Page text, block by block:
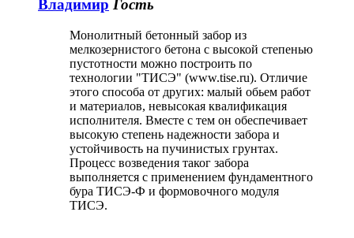
Владимир Гость
Монолитный бетонный забор из
мелкозернистого бетона с высокой степенью
пустотности можно построить по
технологии "ТИСЭ" (www.tise.ru). Отличие
этого способа от других: малый обьем работ
и материалов, невысокая квалификация
исполнителя. Вместе с тем он обеспечивает
высокую степень надежности забора и
устойчивость на пучинистых грунтах.
Процесс возведения таког забора
выполняется с применением фундаментного
бура ТИСЭ-Ф и формовочного модуля
ТИСЭ.